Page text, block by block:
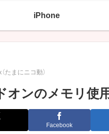
iPhone
たまにニコ動）
オンのメモリ使
Facebook